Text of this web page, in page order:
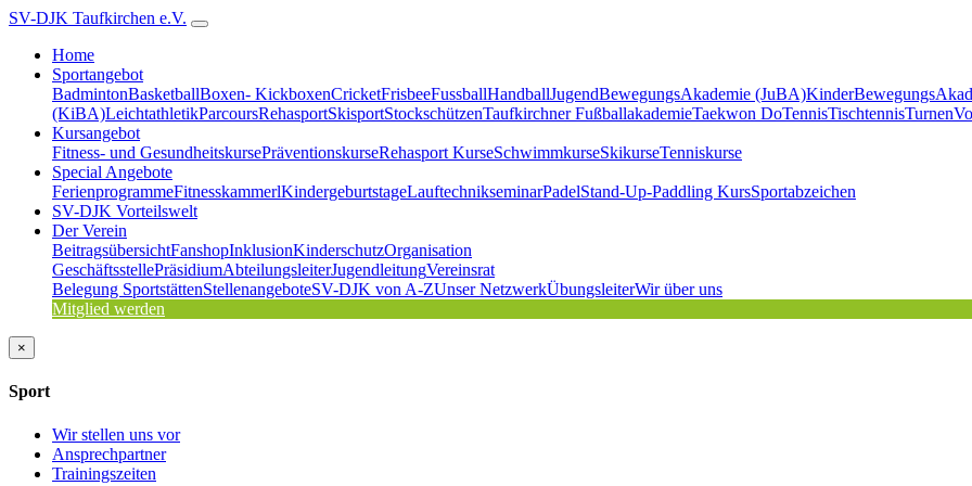
SV-DJK Taufkirchen e.V.
Home
Sportangebot
BadmintonBasketballBoxen- KickboxenCricketFrisbeeFussballHandballJugendBewegungsAkademie (JuBA)
(KiBA)LeichtathletikParcoursRehasportSkisportStockschützenTaufkirchner FußballakademieTaekwon DoTennisTischtennisTurnen
Kursangebot
Fitness- und GesundheitskursePräventionskurseRehasport KurseSchwimmkurseSkikurseTenniskurse
Special Angebote
FerienprogrammeFitnesskammerlKindergeburtstageLauftechnikseminarPadelStand-Up-Paddling KursSportabzeichen
SV-DJK Vorteilswelt
Der Verein
BeitragsübersichtFanshopInklusionKinderschutzOrganisation
GeschäftsstellePräsidiumAbteilungsleiterJugendleitungVereinsrat
Belegung SportstättenStellenangeboteSV-DJK von A-ZUnser NetzwerkÜbungsleiterWir über uns
Mitglied werden
×
Sport
Wir stellen uns vor
Ansprechpartner
Trainingszeiten